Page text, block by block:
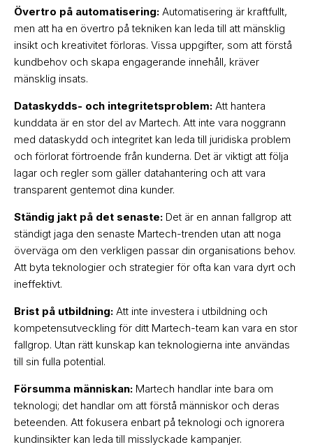
Övertro på automatisering: Automatisering är kraftfullt,
men att ha en övertro på tekniken kan leda till att mänsklig
insikt och kreativitet förloras. Vissa uppgifter, som att förstå
kundbehov och skapa engagerande innehåll, kräver
mänsklig insats.
Dataskydds- och integritetsproblem: Att hantera
kunddata är en stor del av Martech. Att inte vara noggrann
med dataskydd och integritet kan leda till juridiska problem
och förlorat förtroende från kunderna. Det är viktigt att följa
lagar och regler som gäller datahantering och att vara
transparent gentemot dina kunder.
Ständig jakt på det senaste: Det är en annan fallgrop att
ständigt jaga den senaste Martech-trenden utan att noga
överväga om den verkligen passar din organisations behov.
Att byta teknologier och strategier för ofta kan vara dyrt och
ineffektivt.
Brist på utbildning: Att inte investera i utbildning och
kompetensutveckling för ditt Martech-team kan vara en stor
fallgrop. Utan rätt kunskap kan teknologierna inte användas
till sin fulla potential.
Försumma människan: Martech handlar inte bara om
teknologi; det handlar om att förstå människor och deras
beteenden. Att fokusera enbart på teknologi och ignorera
kundinsikter kan leda till misslyckade kampanjer.